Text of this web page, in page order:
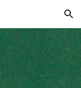
Skip to navigation